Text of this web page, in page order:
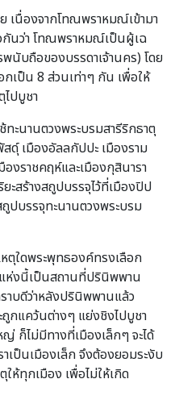
เนื่องจากโทณพราหมณ์เข้ามา
กันว่า โทณพราหมณ์เป็นผู้เฉ
นับถือของบรรดาเจ้านคร) โดย
เป็น 8 ส่วนเท่าๆ กัน เพื่อให้
ไปบูชา
ะนานตวงพระบรมสารีริกธาตุ
ดุ์ เมืองอัลลกัปปะ เมืองราม
องราชคฤห์และเมืองกุสินารา
ะสร้างสถูปบรรจุไว้ที่เมืองปิป
บรรจุทะนานตวงพระบรม
ตุใดพระพุทธองค์ทรงเลือก
ห่งนี้เป็นสถานที่ปรินิพพาน
าบดีว่าหลังปรินิพพานแล้ว
กแคว้นต่างๆ แย่งชิงไปบูชา
ก็ไม่มีทางที่เมืองเล็กๆ จะได้
ป็นเมืองเล็ก จึงต้องยอมระงับ
ห้ทุกเมือง เพื่อไม่ให้เกิด